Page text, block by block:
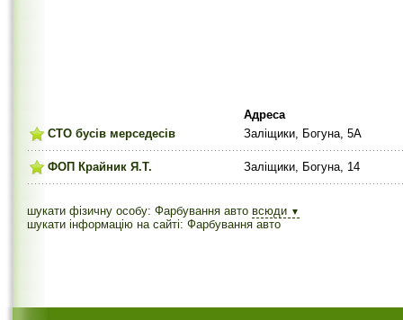
Адреса
СТО бусів мерседесів
Заліщики, Богуна, 5А
ФОП Крайник Я.Т. Заліщики, Богуна, 14
шукати фізичну особу: Фарбування авто всюди ▼
шукати інформацію на сайті: Фарбування авто